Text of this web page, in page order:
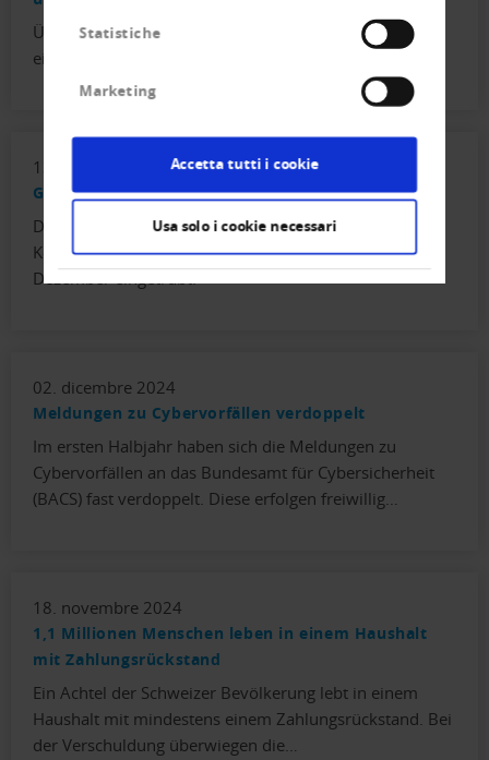
Statistiche
Marketing
Accetta tutti i cookie
Usa solo i cookie necessari
Überschuldete Personen sollen eine zweite Chance auf
ein schuldenfreies Leben erhalten.
13. gennaio 2025
Getrübte Perspektiven für 2025
Das Konjunkturbarometer der
Konjunkturforschungsstelle KOF der ETH hat sich im
Dezember eingetrübt.
02. dicembre 2024
Meldungen zu Cybervorfällen verdoppelt
Im ersten Halbjahr haben sich die Meldungen zu
Cybervorfällen an das Bundesamt für Cybersicherheit
(BACS) fast verdoppelt. Diese erfolgen freiwillig…
18. novembre 2024
1,1 Millionen Menschen leben in einem Haushalt
mit Zahlungsrückstand
Ein Achtel der Schweizer Bevölkerung lebt in einem
Haushalt mit mindestens einem Zahlungsrückstand. Bei
der Verschuldung überwiegen die…